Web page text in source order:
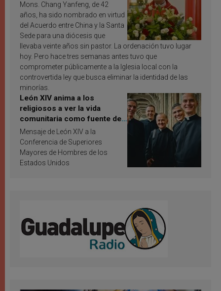
Mons. Chang Yanfeng, de 42
años, ha sido nombrado en virtud
del Acuerdo entre China y la Santa
Sede para una diócesis que
llevaba veinte años sin pastor. La ordenación tuvo lugar
hoy. Pero hace tres semanas antes tuvo que
comprometer públicamente a la Iglesia local con la
controvertida ley que busca eliminar la identidad de las
minorías.
León XIV anima a los
religiosos a ver la vida
comunitaria como fuente de
inspiración y santificación
Mensaje de León XIV a la
Conferencia de Superiores
Mayores de Hombres de los
Estados Unidos